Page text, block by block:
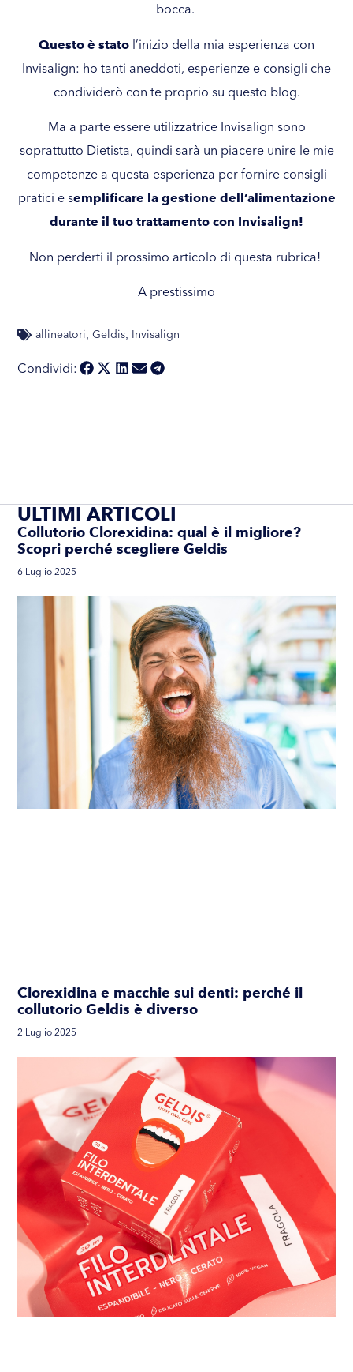
bocca.
Questo è stato l’inizio della mia esperienza con
Invisalign: ho tanti aneddoti, esperienze e consigli che
condividerò con te proprio su questo blog.
Ma a parte essere utilizzatrice Invisalign sono
soprattutto Dietista, quindi sarà un piacere unire le mie
competenze a questa esperienza per fornire consigli
pratici e semplificare la gestione dell’alimentazione
durante il tuo trattamento con Invisalign!
Non perderti il prossimo articolo di questa rubrica!
A prestissimo
allineatori,Geldis, Invisalign
Condividi:
ULTIMI ARTICOLI
Collutorio Clorexidina: qual è il migliore?
Scopri perché scegliere Geldis
6 Luglio 2025
Clorexidina e macchie sui denti: perché il
collutorio Geldis è diverso
2 Luglio 2025